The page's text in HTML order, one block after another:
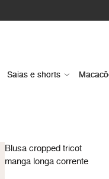
Saias e shorts
Blusa cropped tricot
manga longa corrente